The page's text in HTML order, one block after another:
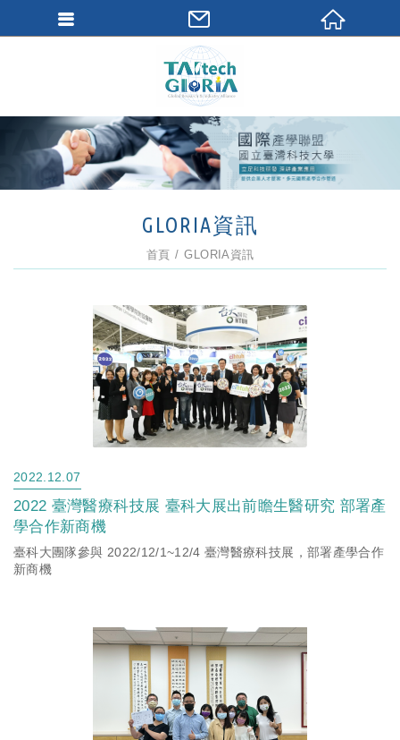
GLORIA資訊
首頁 GLORIA資訊
2022.12.07
2022 臺灣醫療科技展 臺科大展出前瞻生醫研究 部署產
學合作新商機
臺科大團隊參與 2022/12/1~12/4 臺灣醫療科技展，部署產學合作
新商機